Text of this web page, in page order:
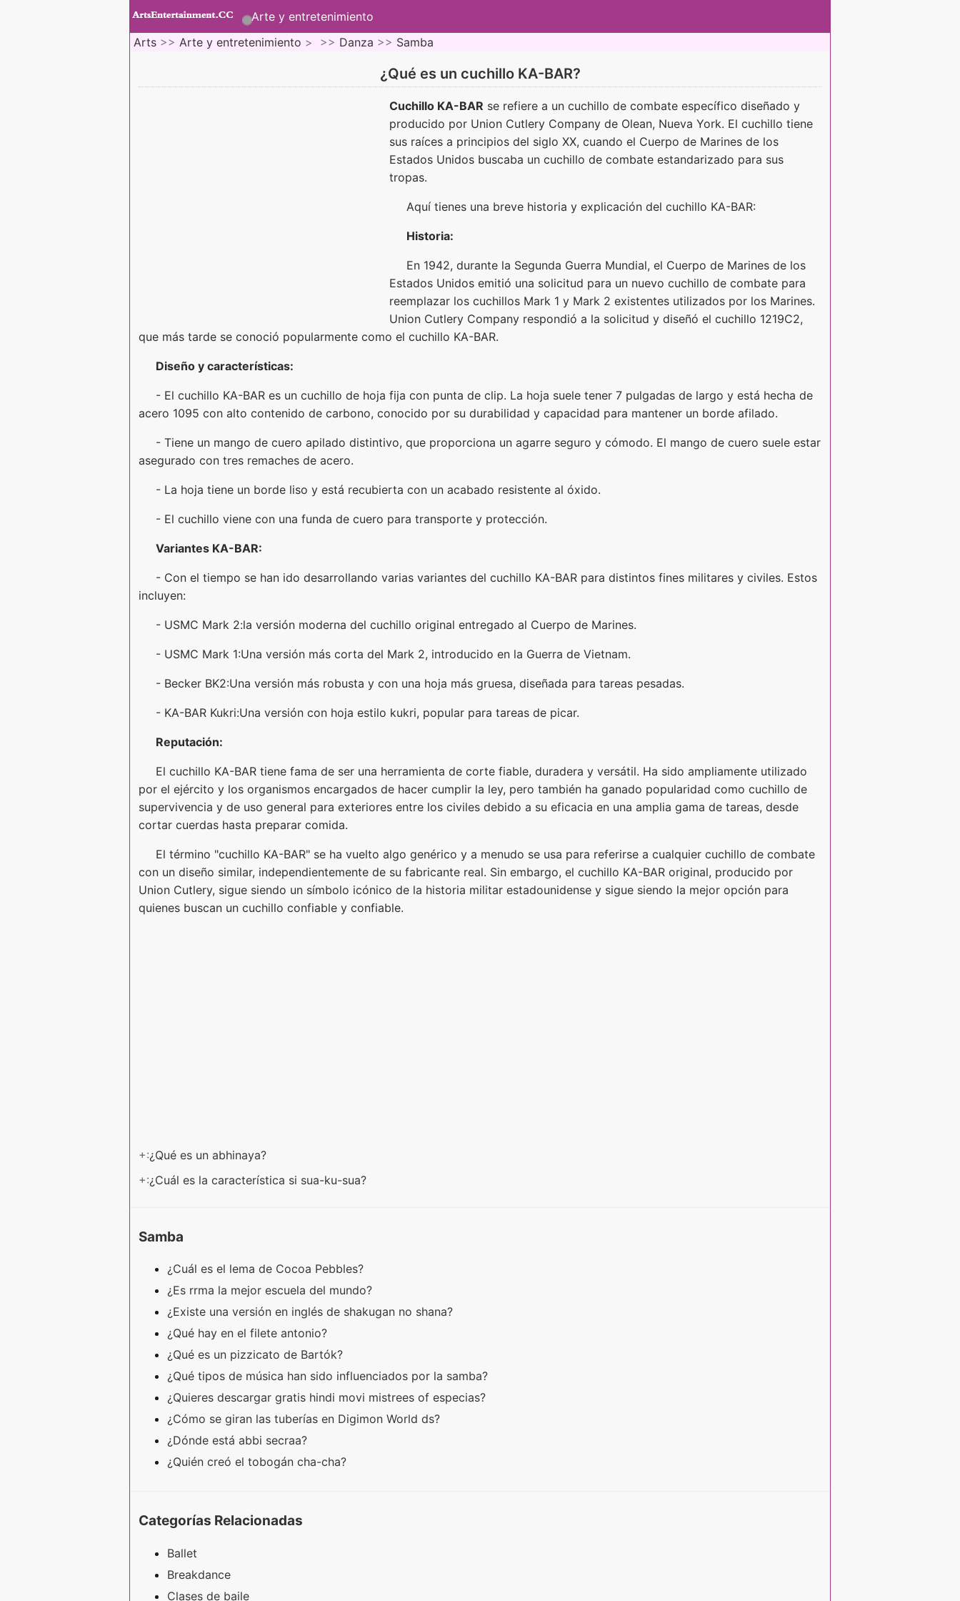
Arte y entretenimiento
Arts >> Arte y entretenimiento > >> Danza >> Samba
¿Qué es un cuchillo KA-BAR?
Cuchillo KA-BAR se refiere a un cuchillo de combate específico diseñado y
producido por Union Cutlery Company de Olean, Nueva York. El cuchillo tiene
sus raíces a principios del siglo XX, cuando el Cuerpo de Marines de los
Estados Unidos buscaba un cuchillo de combate estandarizado para sus
tropas.
Aquí tienes una breve historia y explicación del cuchillo KA-BAR:
Historia:
En 1942, durante la Segunda Guerra Mundial, el Cuerpo de Marines de los
Estados Unidos emitió una solicitud para un nuevo cuchillo de combate para
reemplazar los cuchillos Mark 1 y Mark 2 existentes utilizados por los Marines.
Union Cutlery Company respondió a la solicitud y diseñó el cuchillo 1219C2,
que más tarde se conoció popularmente como el cuchillo KA-BAR.
Diseño y características:
- El cuchillo KA-BAR es un cuchillo de hoja fija con punta de clip. La hoja suele tener 7 pulgadas de largo y está hecha de
acero 1095 con alto contenido de carbono, conocido por su durabilidad y capacidad para mantener un borde afilado.
- Tiene un mango de cuero apilado distintivo, que proporciona un agarre seguro y cómodo. El mango de cuero suele estar
asegurado con tres remaches de acero.
- La hoja tiene un borde liso y está recubierta con un acabado resistente al óxido.
- El cuchillo viene con una funda de cuero para transporte y protección.
Variantes KA-BAR:
- Con el tiempo se han ido desarrollando varias variantes del cuchillo KA-BAR para distintos fines militares y civiles. Estos
incluyen:
- USMC Mark 2:la versión moderna del cuchillo original entregado al Cuerpo de Marines.
- USMC Mark 1:Una versión más corta del Mark 2, introducido en la Guerra de Vietnam.
- Becker BK2:Una versión más robusta y con una hoja más gruesa, diseñada para tareas pesadas.
- KA-BAR Kukri:Una versión con hoja estilo kukri, popular para tareas de picar.
Reputación:
El cuchillo KA-BAR tiene fama de ser una herramienta de corte fiable, duradera y versátil. Ha sido ampliamente utilizado
por el ejército y los organismos encargados de hacer cumplir la ley, pero también ha ganado popularidad como cuchillo de
supervivencia y de uso general para exteriores entre los civiles debido a su eficacia en una amplia gama de tareas, desde
cortar cuerdas hasta preparar comida.
El término "cuchillo KA-BAR" se ha vuelto algo genérico y a menudo se usa para referirse a cualquier cuchillo de combate
con un diseño similar, independientemente de su fabricante real. Sin embargo, el cuchillo KA-BAR original, producido por
Union Cutlery, sigue siendo un símbolo icónico de la historia militar estadounidense y sigue siendo la mejor opción para
quienes buscan un cuchillo confiable y confiable.
+:¿Qué es un abhinaya?
+:¿Cuál es la característica si sua-ku-sua?
Samba
¿Cuál es el lema de Cocoa Pebbles?
¿Es rrma la mejor escuela del mundo?
¿Existe una versión en inglés de shakugan no shana?
¿Qué hay en el filete antonio?
¿Qué es un pizzicato de Bartók?
¿Qué tipos de música han sido influenciados por la samba?
¿Quieres descargar gratis hindi movi mistrees of especias?
¿Cómo se giran las tuberías en Digimon World ds?
¿Dónde está abbi secraa?
¿Quién creó el tobogán cha-cha?
Categorías Relacionadas
Ballet
Breakdance
Clases de baile